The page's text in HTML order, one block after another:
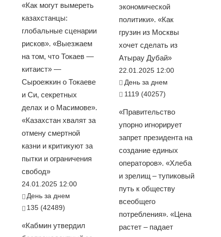
«Как могут вымереть
казахстанцы:
глобальные сценарии
рисков». «Выезжаем
на том, что Токаев —
китаист» —
Сыроежкин о Токаеве
и Си, секретных
делах и о Масимове».
«Казахстан хвалят за
отмену смертной
казни и критикуют за
пытки и ограничения
свобод»
24.01.2025 12:00
День за днем
135 (42489)
«Кабмин утвердил
экономической
политики». «Как
грузин из Москвы
хочет сделать из
Атырау Дубай»
22.01.2025 12:00
День за днем
1119 (40257)
«Правительство
упорно игнорирует
запрет президента на
создание единых
операторов». «Хлеба
и зрелищ – тупиковый
путь к обществу
всеобщего
потребления». «Цена
растет – падает